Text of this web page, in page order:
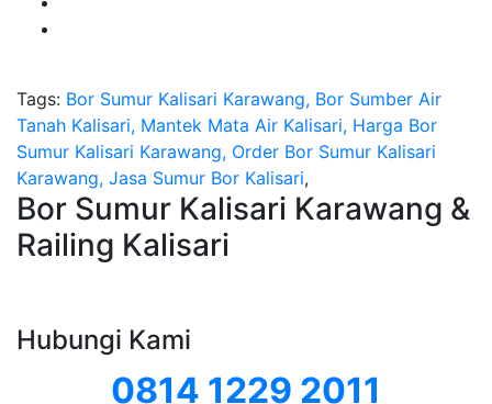
Tags: Bor Sumur Kalisari Karawang, Bor Sumber Air
Tanah Kalisari, Mantek Mata Air Kalisari, Harga Bor
Sumur Kalisari Karawang, Order Bor Sumur Kalisari
Karawang, Jasa Sumur Bor Kalisari,
Bor Sumur Kalisari Karawang &
Railing Kalisari
Hubungi Kami
0814 1229 2011